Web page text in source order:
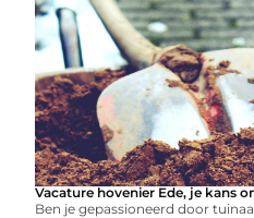
Vacature hovenier Ede, je kans
Ben je gepassioneerd door